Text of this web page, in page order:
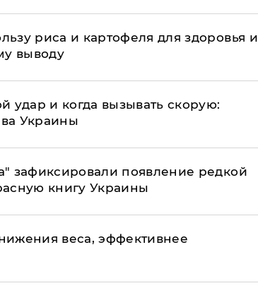
риса и картофеля для здоровья и
выводу
удар и когда вызывать скорую:
Украины
зафиксировали появление редкой
книгу Украины
веса, эффективнее